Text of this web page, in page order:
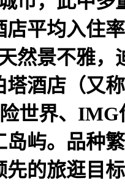
平均入住
然景不雅，
酒店（又
世界、IMG
屿。品种
的旅逛目标